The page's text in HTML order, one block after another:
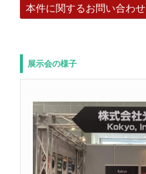
本件に関するお問い合わせ
展示会の様子